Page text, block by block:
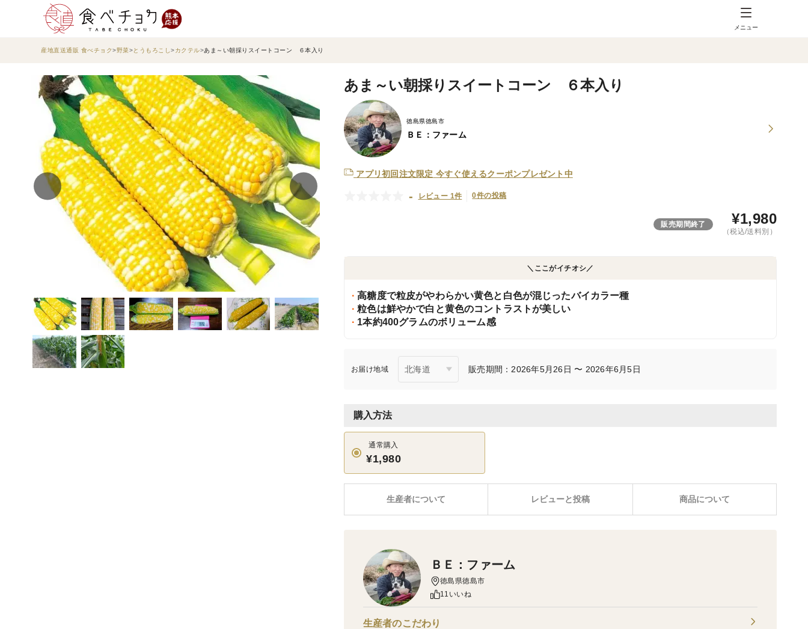
メニュー
産地直送通販 食べチョク 野菜 とうもろこし カクテル あま～い朝採りスイートコーン ６本入り
あま～い朝採りスイートコーン ６本入り
徳島県徳島市
ＢＥ：ファーム
アプリ初回注文限定 今すぐ使えるクーポンプレゼント中
- レビュー 1件 0件の投稿
販売期間終了 ¥1,980
（税込/送料別）
＼ここがイチオシ／
高糖度で粒皮がやわらかい黄色と白色が混じったバイカラー種
粒色は鮮やかで白と黄色のコントラストが美しい
1本約400グラムのボリューム感
お届け地域 販売期間：2026年5月26日 〜 2026年6月5日
購入方法
通常購入
¥1,980
レビューと投稿 商品について
生産者について
ＢＥ：ファーム
徳島県徳島市
11いいね
生産者のこだわり